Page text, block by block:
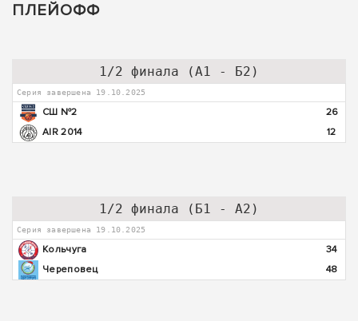
ПЛЕЙОФФ
1/2 финала (А1 - Б2)
Серия завершена 19.10.2025
СШ №2
26
AIR 2014
12
1/2 финала (Б1 - А2)
Серия завершена 19.10.2025
Кольчуга
34
Череповец
48